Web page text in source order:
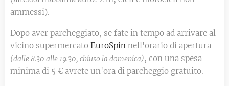
ammessi).
Dopo aver parcheggiato, se fate in tempo ad arrivare al
vicino supermercato EuroSpin nell'orario di apertura
(dalle 8.30 alle 19.30, chiuso la domenica), con una spesa
minima di 5 € avrete un'ora di parcheggio gratuito.